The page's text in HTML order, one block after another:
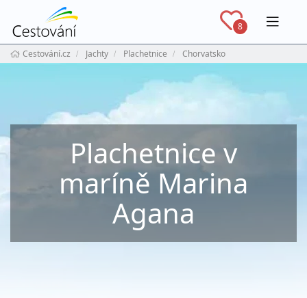
8
Cestování.cz Jachty Plachetnice Chorvatsko
Plachetnice v
maríně Marina
Agana